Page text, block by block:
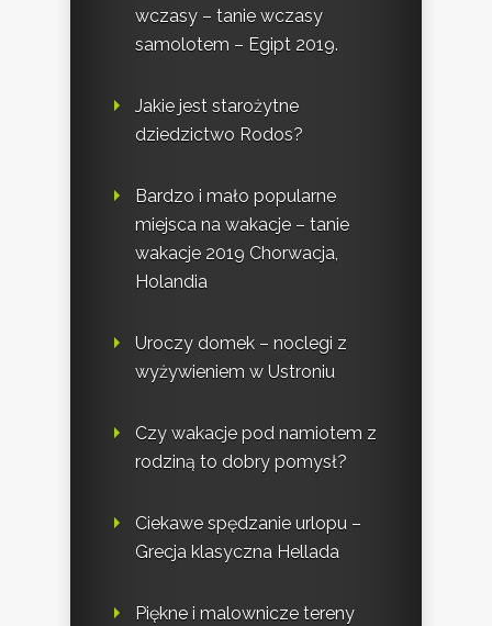
wczasy – tanie wczasy
samolotem – Egipt 2019.
Jakie jest starożytne
dziedzictwo Rodos?
Bardzo i mało popularne
miejsca na wakacje – tanie
wakacje 2019 Chorwacja,
Holandia
Uroczy domek – noclegi z
wyżywieniem w Ustroniu
Czy wakacje pod namiotem z
rodziną to dobry pomysł?
Ciekawe spędzanie urlopu –
Grecja klasyczna Hellada
Piękne i malownicze tereny